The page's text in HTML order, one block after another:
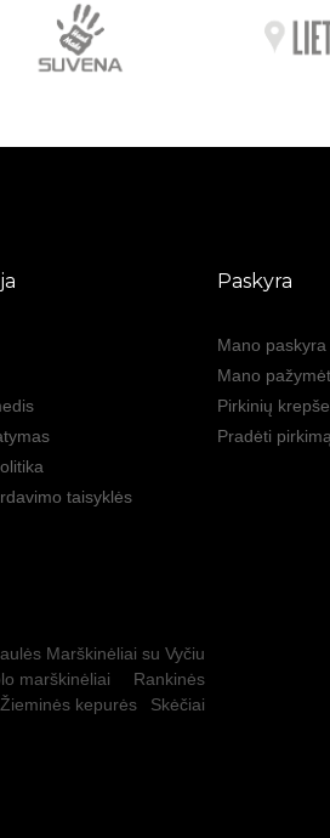
taisyklės
Paskyra
Mano paskyra
Mano
Pirkinių
Pradėti pirkimą
Marškinėliai su Vyčiu
marškinėliai
Rankinės
Žieminės kepurės Skėčiai